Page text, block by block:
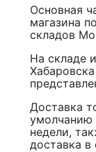
Основная
магазина
складов
На складе
Доставка
умолчанию
недели,
доставка в